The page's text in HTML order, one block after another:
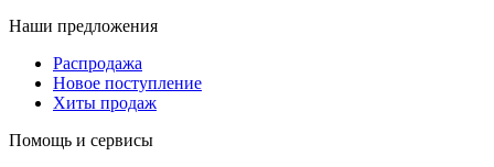
Наши предложения
Распродажа
Новое поступление
Хиты продаж
Помощь и сервисы